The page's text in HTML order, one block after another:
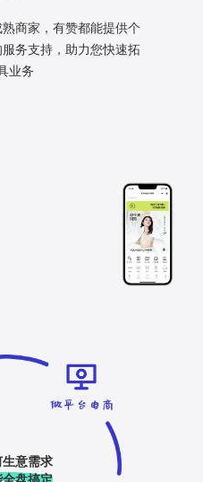
商家，有赞都能提供个
务支持，助力您快速拓
业务
意需求